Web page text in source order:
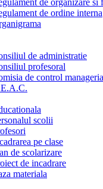
de ordine interna
de administratie
profesoral
de control
scolii
pe clase
de scolarizare
de incadrare
materiala